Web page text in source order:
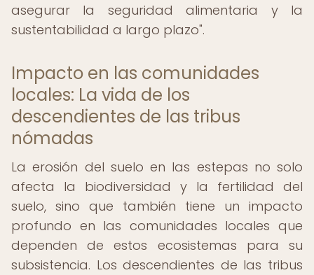
asegurar la seguridad alimentaria y la
sustentabilidad a largo plazo".
Impacto en las comunidades
locales: La vida de los
descendientes de las tribus
nómadas
La erosión del suelo en las estepas no solo
afecta la biodiversidad y la fertilidad del
suelo, sino que también tiene un impacto
profundo en las comunidades locales que
dependen de estos ecosistemas para su
subsistencia. Los descendientes de las tribus